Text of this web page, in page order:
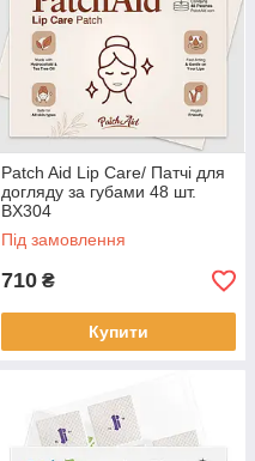
Patch Aid Lip Care/ Патчі для
догляду за губами 48 шт.
BX304
Під замовлення
710 ₴
Купити